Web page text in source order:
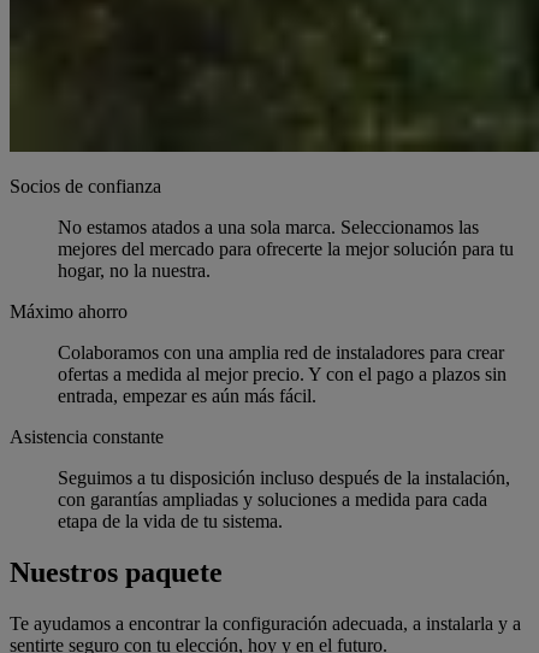
Socios de confianza
No estamos atados a una sola marca. Seleccionamos las
mejores del mercado para ofrecerte la mejor solución para tu
hogar, no la nuestra.
Máximo ahorro
Colaboramos con una amplia red de instaladores para crear
ofertas a medida al mejor precio. Y con el pago a plazos sin
entrada, empezar es aún más fácil.
Asistencia constante
Seguimos a tu disposición incluso después de la instalación,
con garantías ampliadas y soluciones a medida para cada
etapa de la vida de tu sistema.
Nuestros paquete
Te ayudamos a encontrar la configuración adecuada, a instalarla y a
sentirte seguro con tu elección, hoy y en el futuro.